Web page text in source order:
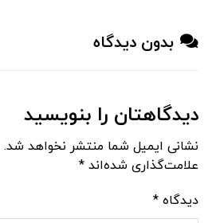
بدون دیدگاه
دیدگاهتان را بنویسید
نشانی ایمیل شما منتشر نخواهد شد.
علامت‌گذاری شده‌اند*
دیدگاه*